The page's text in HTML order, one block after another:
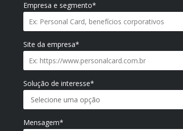
Empresa e segmento*
Site da empresa*
Solução de interesse*
Mensagem*